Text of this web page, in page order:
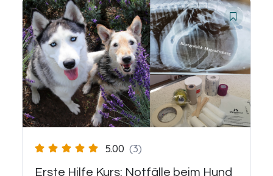
5.00 (3)
Erste Hilfe Kurs: Notfälle beim Hund